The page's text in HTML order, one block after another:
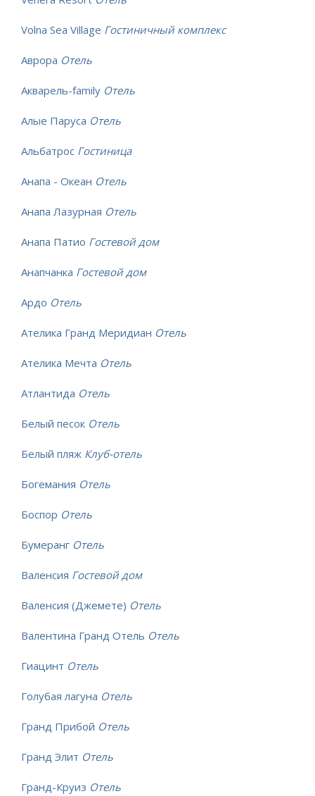
Volna Sea Village Гостиничный комплекс
Аврора Отель
Акварель-family Отель
Алые Паруса Отель
Альбатрос Гостиница
Анапа - Океан Отель
Анапа Лазурная Отель
Анапа Патио Гостевой дом
Анапчанка Гостевой дом
Ардо Отель
Ателика Гранд Меридиан Отель
Ателика Мечта Отель
Атлантида Отель
Белый песок Отель
Белый пляж Клуб-отель
Богемания Отель
Боспор Отель
Бумеранг Отель
Валенсия Гостевой дом
Валенсия (Джемете) Отель
Валентина Гранд Отель Отель
Гиацинт Отель
Голубая лагуна Отель
Гранд Прибой Отель
Гранд Элит Отель
Гранд-Круиз Отель